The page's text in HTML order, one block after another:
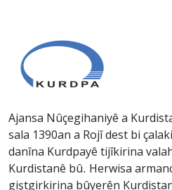
Ajansa Nûçegihaniyê a
sala 1390an a Rojî dest bi
danîna Kurdpayê tijîkirina
Kurdistanê bû. Herwisa
giştgirkirina bûyerên